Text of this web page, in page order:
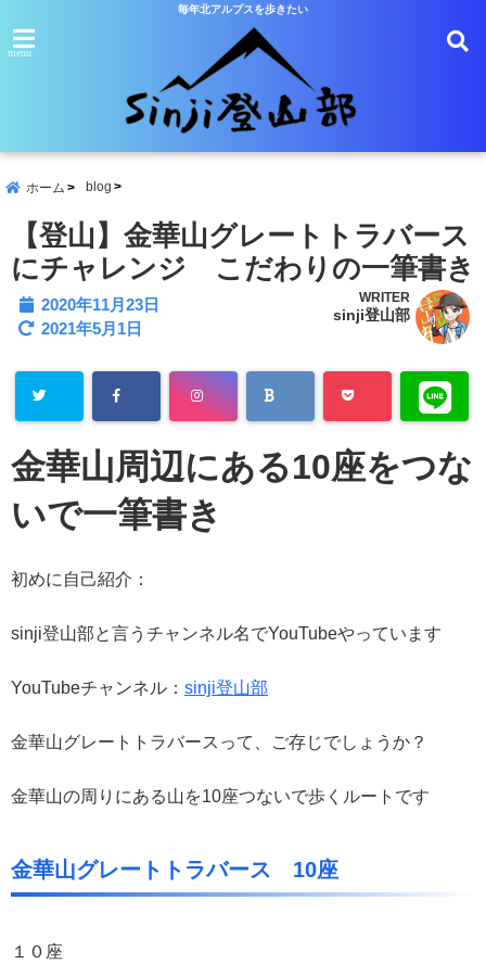
毎年北アルプスを歩きたい
menu
ホーム blog
【登山】金華山グレートトラバース
にチャレンジ こだわりの一筆書き
2020年11月23日
2021年5月1日
WRITER
sinji登山部
金華山周辺にある10座をつな
いで一筆書き
初めに自己紹介：
sinji登山部と言うチャンネル名でYouTubeやっています
YouTubeチャンネル： sinji登山部
金華山グレートトラバースって、ご存じでしょうか？
金華山の周りにある山を10座つないで歩くルートです
金華山グレートトラバース 10座
１０座